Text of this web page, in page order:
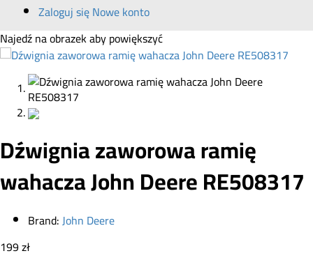
Zaloguj sięNowe konto
Najedź na obrazek aby powiększyć
Dźwignia zaworowa ramię
wahacza John Deere RE508317
Brand:John Deere
199zł